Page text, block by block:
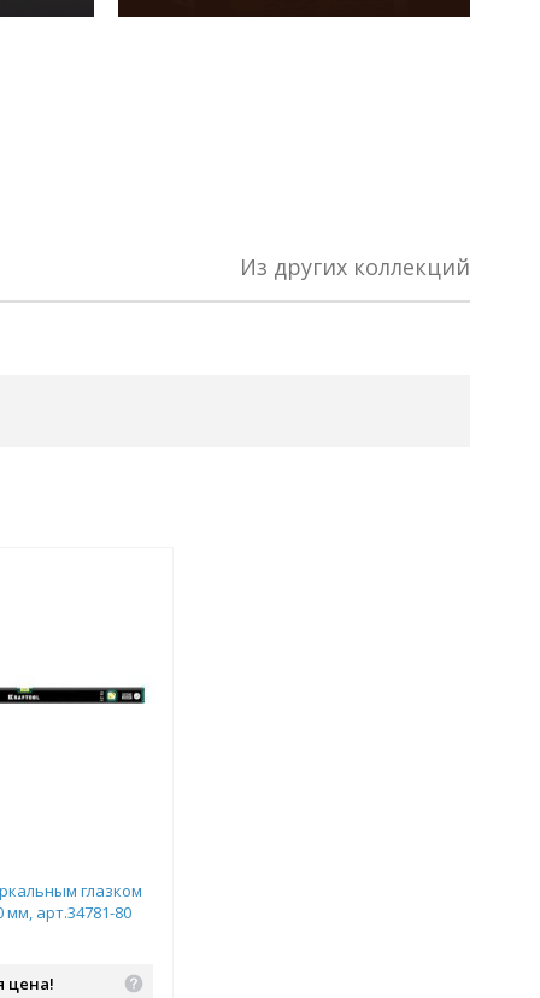
Из других коллекций
глазком
мм, арт.34781-80
цена!